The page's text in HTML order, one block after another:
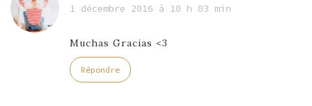
1 décembre 2016 à 10 h 03 min
Muchas Gracias <3
Répondre